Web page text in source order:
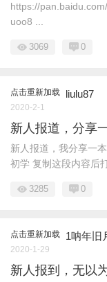
https://
uoo8 ...
3069 0
点击重新加载 liulu87
2020-2-1
新人报道，分享
新人报道，我分享一
初学 复制这段内容后
3285 0
点击重新加载 1呐年旧
2020-1-29
新人报到，无以